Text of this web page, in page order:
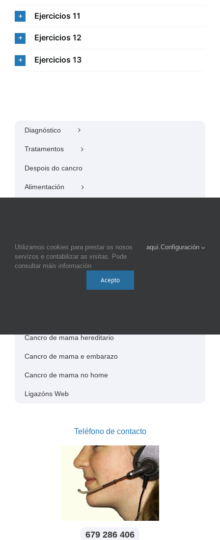
Ejercicios 11
Ejercicios 12
Ejercicios 13
Diagnóstico
Tratamentos
Despois do cancro
Alimentación
Que é a linfa e o sistema linfático?
Que é o linfedema e por qué se forma?
Tratamento do linfedema
Cancro de mama hereditario
Cancro de mama e embarazo
Cancro de mama no home
Ligazóns Web
Teléfono de contacto
679 286 406
Utilizamos cookies para prestar os nosos
servizos e contabilizar as visitas. Pode
consultar máis información
aquí.Configuración
Acepto